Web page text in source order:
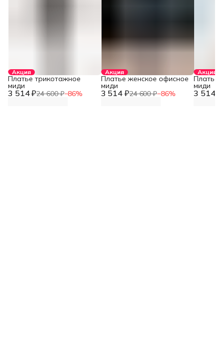
Акция
3 514 ₽24 600 ₽−86%
Платье трикотажное
миди
Акция
3 514 ₽24 600 ₽−86%
Платье женское офисное
миди
Акция
3 514 ₽
Платье
миди